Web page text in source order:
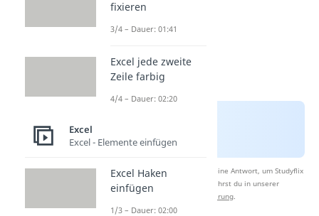
Nach Beantwortung speichern wir deine Antwort, um Studyflix
zu verbessern. Mehr dazu erfährst du in unserer
Datenschutzerklärung.
fixieren
3/4 – Dauer: 01:41
Excel jede zweite
Zeile farbig
4/4 – Dauer: 02:20
Excel
Excel - Elemente einfügen
Excel Haken
einfügen
1/3 – Dauer: 02:00